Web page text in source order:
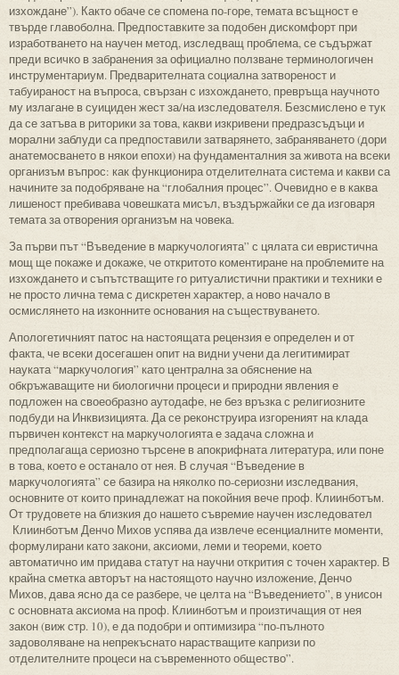
изхождане”). Както обаче се спомена по-горе, темата всъщност е
твърде главоболна. Предпоставките за подобен дискомфорт при
изработването на научен метод, изследващ проблема, се съдържат
преди всичко в забранения за официално ползване терминологичен
инструментариум. Предварителната социална затвореност и
табуираност на въпроса, свързан с изхождането, превръща научното
му излагане в суициден жест за/на изследователя. Безсмислено е тук
да се затъва в риторики за това, какви изкривени предразсъдъци и
морални заблуди са предпоставили затварянето, забраняването (дори
анатемосването в някои епохи) на фундаменталния за живота на всеки
организъм въпрос: как функционира отделителната система и какви са
начините за подобряване на “глобалния процес”. Очевидно е в каква
лишеност пребивава човешката мисъл, въздържайки се да изговаря
темата за отворения организъм на човека.
За първи път “Въведение в маркучологията” с цялата си евристична
мощ ще покаже и докаже, че откритото коментиране на проблемите на
изхождането и съпътстващите го ритуалистични практики и техники е
не просто лична тема с дискретен характер, а ново начало в
осмислянето на изконните основания на съществуването.
Апологетичният патос на настоящата рецензия е определен и от
факта, че всеки досегашен опит на видни учени да легитимират
науката “маркучология” като централна за обяснение на
обкръжаващите ни биологични процеси и природни явления е
подложен на своеобразно аутодафе, не без връзка с религиозните
подбуди на Инквизицията. Да се реконструира изгореният на клада
първичен контекст на маркучологията е задача сложна и
предполагаща сериозно търсене в апокрифната литература, или поне
в това, което е останало от нея. В случая “Въведение в
маркучологията” се базира на няколко по-сериозни изследвания,
основните от които принадлежат на покойния вече проф. Клиинботъм.
От трудовете на близкия до нашето съвремие научен изследовател
Клиинботъм Денчо Михов успява да извлече есенциалните моменти,
формулирани като закони, аксиоми, леми и теореми, което
автоматично им придава статут на научни открития с точен характер. В
крайна сметка авторът на настоящото научно изложение, Денчо
Михов, дава ясно да се разбере, че целта на “Въведението”, в унисон
с основната аксиома на проф. Клиинботъм и произтичащия от нея
закон (виж стр. 10), е да подобри и оптимизира “по-пълното
задоволяване на непрекъснато нарастващите капризи по
отделителните процеси на съвременното общество”.